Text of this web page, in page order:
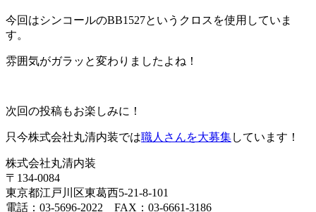
今回はシンコールのBB1527というクロスを使用していま
す。
雰囲気がガラッと変わりましたよね！
次回の投稿もお楽しみに！
只今株式会社丸清内装では職人さんを大募集しています！
株式会社丸清内装
〒134-0084
東京都江戸川区東葛西5-21-8-101
電話：03-5696-2022 FAX：03-6661-3186